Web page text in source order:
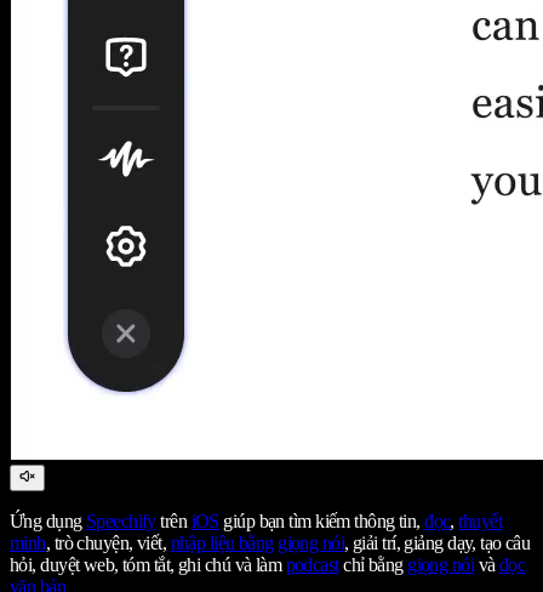
Ứng dụng SpeechifytrêniOS giúp bạn tìm kiếm thông tin,đọc,thuyết
minh, trò chuyện, viết, nhập liệu bằng giọng nói, giải trí, giảng dạy, tạo câu
hỏi, duyệt web, tóm tắt, ghi chú và làmpodcastchỉ bằng giọng nóivàđọc
văn bản